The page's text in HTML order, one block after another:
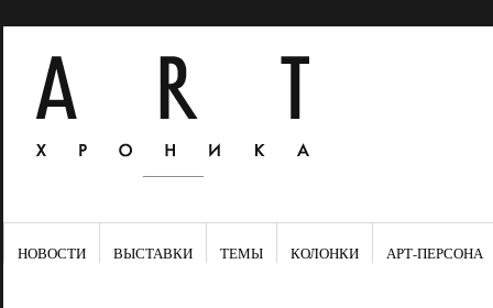
НОВОСТИ ВЫСТАВКИ ТЕМЫ КОЛОНКИ АРТ-ПЕРСОНА